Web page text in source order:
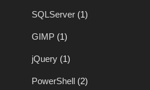
SQLServer (1)
GIMP (1)
jQuery (1)
PowerShell (2)